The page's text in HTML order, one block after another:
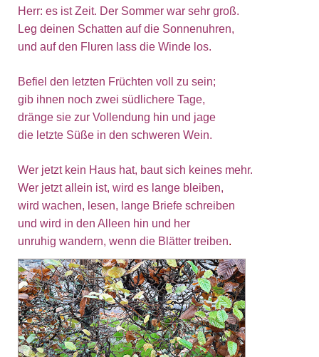
Herr: es ist Zeit. Der Sommer war sehr groß.
Leg deinen Schatten auf die Sonnenuhren,
und auf den Fluren lass die Winde los.
Befiel den letzten Früchten voll zu sein;
gib ihnen noch zwei südlichere Tage,
dränge sie zur Vollendung hin und jage
die letzte Süße in den schweren Wein.
Wer jetzt kein Haus hat, baut sich keines mehr.
Wer jetzt allein ist, wird es lange bleiben,
wird wachen, lesen, lange Briefe schreiben
und wird in den Alleen hin und her
unruhig wandern, wenn die Blätter treiben.